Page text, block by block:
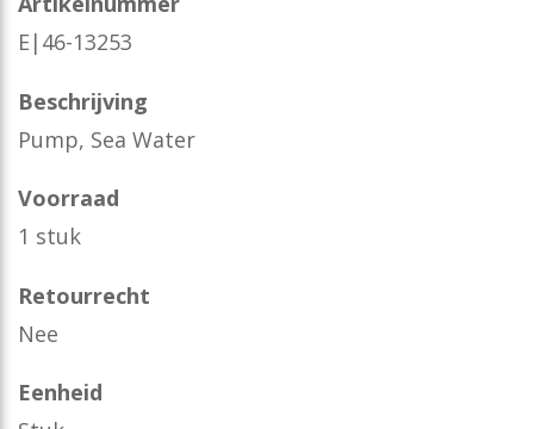
E|46-13253
Beschrijving
Pump, Sea Water
Voorraad
1 stuk
Retourrecht
Nee
Eenheid